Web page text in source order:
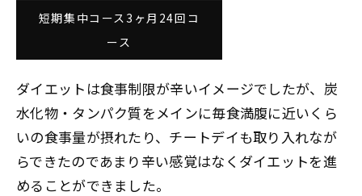
プラン・料金表
Case お客様事例
Blog/News ブログ・お知らせ
FAQ よくあるご質問
短期集中コース3ヶ月24回コ
ース
ダイエットは食事制限が辛いイメージでしたが、炭
水化物・タンパク質をメインに毎食満腹に近いくら
いの食事量が摂れたり、チートデイも取り入れなが
らできたのであまり辛い感覚はなくダイエットを進
めることができました。